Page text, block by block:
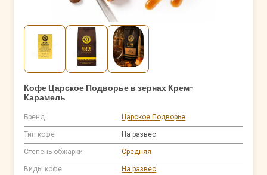
Кофе Царское Подворье в зернах Крем-
Карамель
Бренд Царское Подворье
Тип кофе На развес
Степень обжарки Средняя
Виды кофе На развес